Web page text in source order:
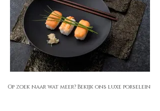
Op zoek naar wat meer? Bekijk ons luxe porselein